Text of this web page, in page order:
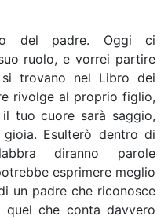
del padre. Oggi ci
ruolo, e vorrei partire
trovano nel Libro dei
rivolge al proprio figlio,
tuo cuore sarà saggio,
Esulterò dentro di
diranno parole
esprimere meglio
un padre che riconosce
che conta davvero